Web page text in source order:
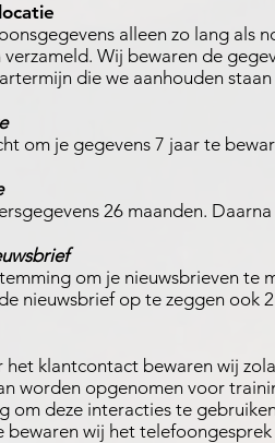
alleen zo lang als
Wij bewaren de
die we aanhouden
om je gegevens 7 jaar te
26 maanden.
om je nieuwsbrieven te
nieuwsbrief op te zeggen ook 2
het klantcontact bewaren wij
worden opgenomen voor
om deze interacties te
wij het